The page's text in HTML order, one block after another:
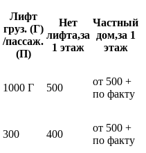
Лифт
груз. (Г)
/пассаж.
(П)
Нет
лифта,за
1 этаж
Частный
дом,за 1
этаж
1000 Г 500
от 500 +
по факту
300 400
от 500 +
по факту